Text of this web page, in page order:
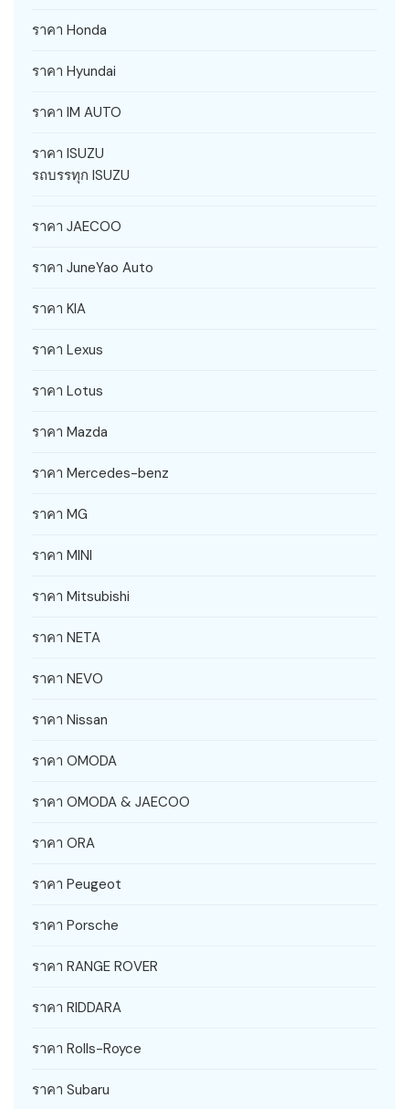
ราคา Honda
ราคา Hyundai
ราคา IM AUTO
ราคา ISUZU
รถบรรทุก ISUZU
ราคา JAECOO
ราคา JuneYao Auto
ราคา KIA
ราคา Lexus
ราคา Lotus
ราคา Mazda
ราคา Mercedes-benz
ราคา MG
ราคา MINI
ราคา Mitsubishi
ราคา NETA
ราคา NEVO
ราคา Nissan
ราคา OMODA
ราคา OMODA & JAECOO
ราคา ORA
ราคา Peugeot
ราคา Porsche
ราคา RANGE ROVER
ราคา RIDDARA
ราคา Rolls-Royce
ราคา Subaru